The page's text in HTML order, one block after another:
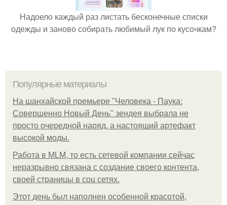
Надоело каждый раз листать бесконечные списки
одежды и заново собирать любимый лук по кусочкам?
Популярные материалы
На шанхайской премьере "Человека - Паука:
Совершенно Новый День" зендея выбрала не
просто очередной наряд, а настоящий артефакт
высокой моды.
Работа в MLM, то есть сетевой компании сейчас
неразрывно связана с создание своего контента,
своей страницы в соц сетях.
Этот день был наполнен особенной красотой,